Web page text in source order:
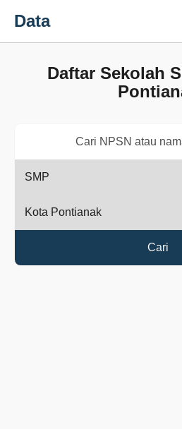
Data
Daftar Sekolah
Cari